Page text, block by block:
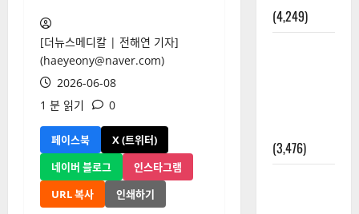
[더뉴스메디칼 | 전해연 기자]
(haeyeony@naver.com)
2026-06-08
1 분 읽기
0
페이스북
X (트위터)
네이버 블로그
인스타그램
URL 복사
인쇄하기
(4,249)
(3,476)